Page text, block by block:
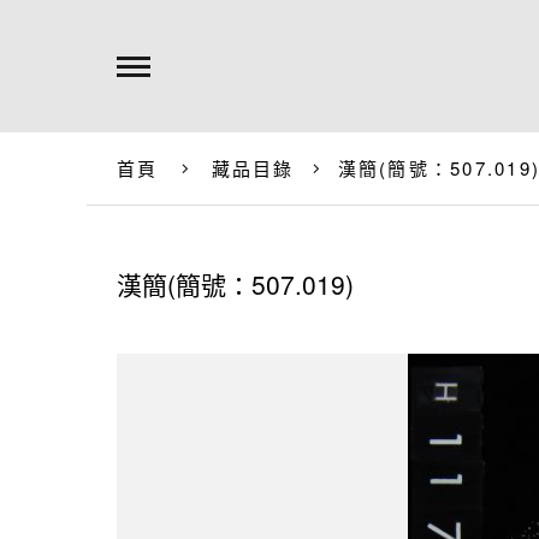
首頁 藏品目錄 漢簡(簡號：507.019)
漢簡(簡號：507.019)